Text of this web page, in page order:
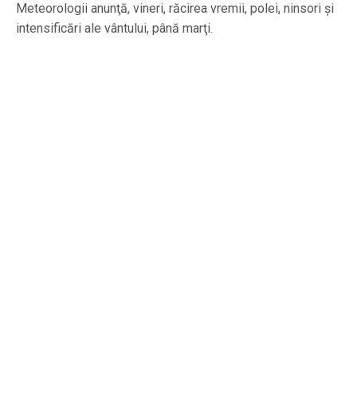
Meteorologii anunţă, vineri, răcirea vremii, polei, ninsori şi
intensificări ale vântului, până marţi.